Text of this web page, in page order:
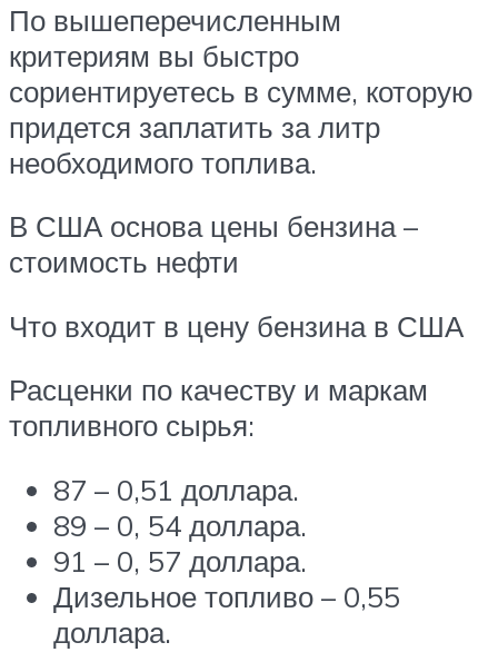
По вышеперечисленным
критериям вы быстро
сориентируетесь в сумме, которую
придется заплатить за литр
необходимого топлива.
В США основа цены бензина –
стоимость нефти
Что входит в цену бензина в США
Расценки по качеству и маркам
топливного сырья:
87 – 0,51 доллара.
89 – 0, 54 доллара.
91 – 0, 57 доллара.
Дизельное топливо – 0,55
доллара.